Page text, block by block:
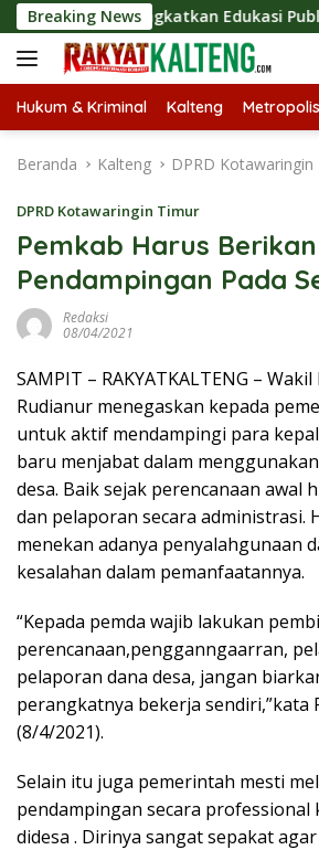
Langsung
ke
konten
Breaking News
Tingkatkan Edukasi Publik tentang
Hukum & Kriminal Kalteng Metropolis
Beranda Kalteng DPRD Kotawaringin
DPRD Kotawaringin Timur
Pemkab Harus Berikan
Pendampingan Pada
Redaksi
08/04/2021
SAMPIT – RAKYATKALTENG –
Rudianur menegaskan kepada
untuk aktif mendampingi para
baru menjabat dalam
desa. Baik sejak perencanaan awal
dan pelaporan secara administrasi.
menekan adanya penyalahgunaan
kesalahan dalam pemanfaatannya.
“Kepada pemda wajib lakukan
perencanaan,pengganngaarran,
pelaporan dana desa, jangan
perangkatnya bekerja sendiri,”kata
(8/4/2021).
Selain itu juga pemerintah mesti
pendampingan secara professional
didesa . Dirinya sangat sepakat